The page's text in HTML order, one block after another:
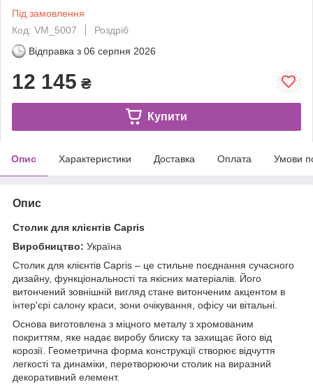
Під замовлення
Код: VM_5007
Роздріб
Відправка з 06 серпня 2026
12 145 ₴
Купити
Опис Характеристики Доставка Оплата Умови
Опис
Столик для клієнтів Capris
Виробництво: Україна
Столик для клієнтів Capris – це стильне поєднання сучасного
дизайну, функціональності та якісних матеріалів. Його
витончений зовнішній вигляд стане витонченим акцентом в
інтер'єрі салону краси, зони очікування, офісу чи вітальні.
Основа виготовлена з міцного металу з хромованим
покриттям, яке надає виробу блиску та захищає його від
корозії. Геометрична форма конструкції створює відчуття
легкості та динаміки, перетворюючи столик на виразний
декоративний елемент.